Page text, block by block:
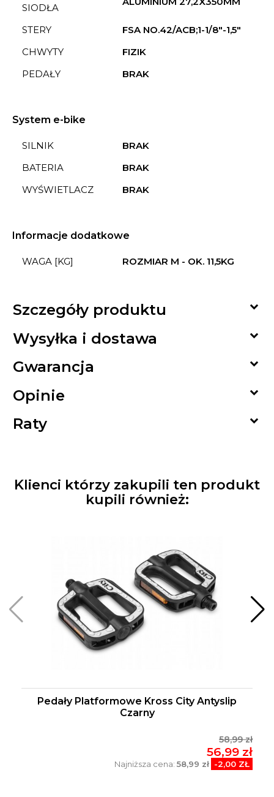
SIODŁA
STERY
FSA NO.42/ACB;1-1/8"-1,5"
CHWYTY
FIZIK
PEDAŁY
BRAK
System e-bike
SILNIK
BRAK
BATERIA
BRAK
WYŚWIETLACZ
BRAK
Informacje dodatkowe
WAGA [KG] ROZMIAR M - OK. 11,5KG
Szczegóły produktu 
Wysyłka i dostawa 
Gwarancja 
Opinie 
Raty 
Klienci którzy zakupili ten produkt
kupili również:
Pedały Platformowe Kross City Antyslip
Czarny
58,99 zł
56,99 zł
Najniższa cena: 58,99 zł -2,00 ZŁ